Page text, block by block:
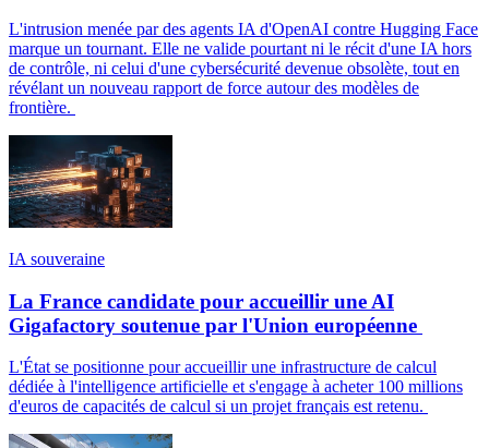
L'intrusion menée par des agents IA d'OpenAI contre Hugging Face
marque un tournant. Elle ne valide pourtant ni le récit d'une IA hors
de contrôle, ni celui d'une cybersécurité devenue obsolète, tout en
révélant un nouveau rapport de force autour des modèles de
frontière.
IA souveraine
La France candidate pour accueillir une AI
Gigafactory soutenue par l'Union européenne
L'État se positionne pour accueillir une infrastructure de calcul
dédiée à l'intelligence artificielle et s'engage à acheter 100 millions
d'euros de capacités de calcul si un projet français est retenu.